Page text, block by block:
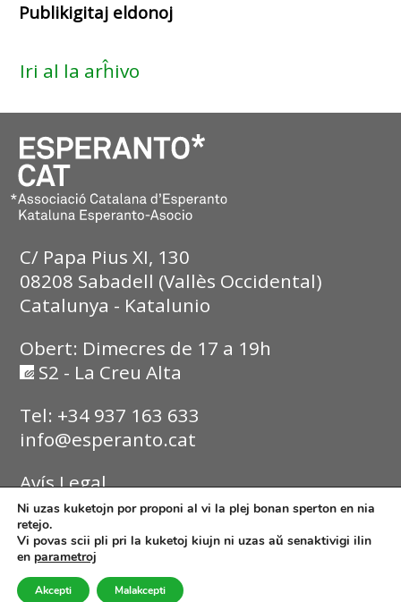
Publikigitaj eldonoj
Iri al la arĥivo
C/ Papa Pius XI, 130
08208 Sabadell (Vallès Occidental)
Catalunya - Katalunio
Obert: Dimecres de 17 a 19h
S2 - La Creu Alta
Tel: +34 937 163 633
info@esperanto.cat
Avís Legal
Política de Privadesa
Política de Cookies
Ni uzas kuketojn por proponi al vi la plej bonan sperton en nia
retejo.
Vi povas scii pli pri la kuketoj kiujn ni uzas aŭ senaktivigi ilin
en parametroj
Akcepti Malakcepti